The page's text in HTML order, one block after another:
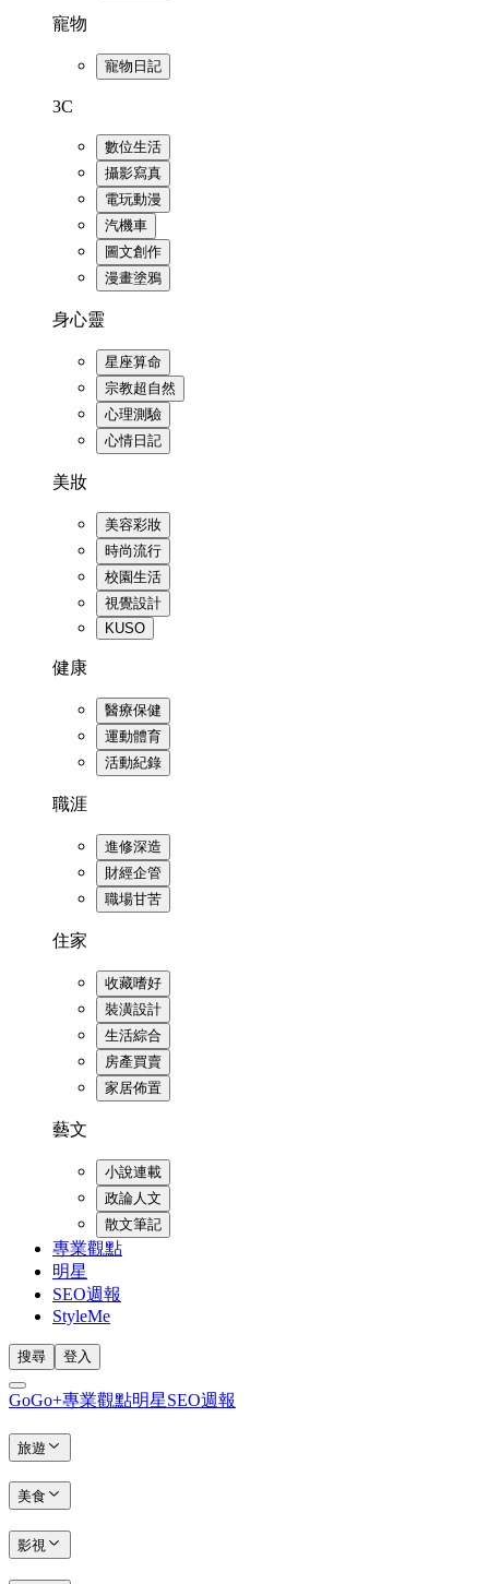
寵物
寵物日記
3C
數位生活
攝影寫真
電玩動漫
汽機車
圖文創作
漫畫塗鴉
身心靈
星座算命
宗教超自然
心理測驗
心情日記
美妝
美容彩妝
時尚流行
校園生活
視覺設計
KUSO
健康
醫療保健
運動體育
活動紀錄
職涯
進修深造
財經企管
職場甘苦
住家
收藏嗜好
裝潢設計
生活綜合
房產買賣
家居佈置
藝文
小說連載
政論人文
散文筆記
專業觀點
明星
SEO週報
StyleMe
搜尋 登入
GoGo+專業觀點明星SEO週報
旅遊
美食
影視